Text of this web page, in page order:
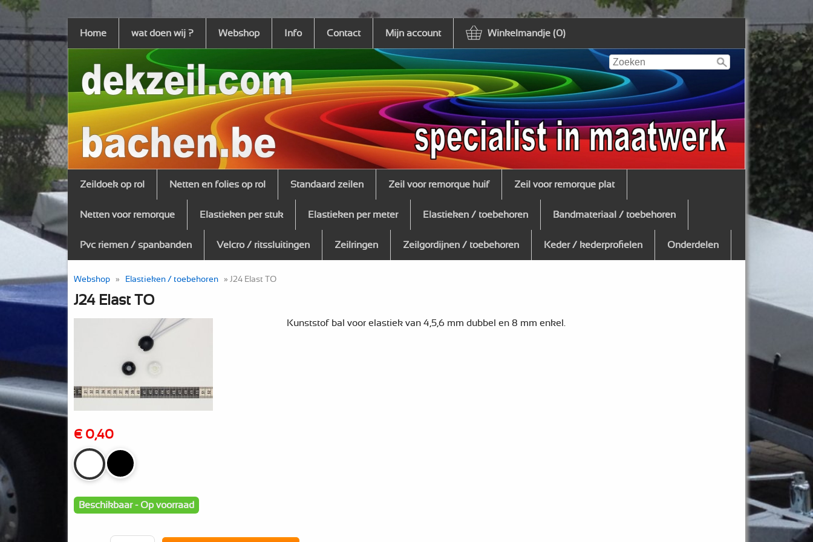
Home wat doen wij ? Webshop Info Contact Mijn account Winkelmandje (0)
Zeildoek op rol Netten en folies op rol Standaard zeilen Zeil voor remorque huif Zeil voor remorque plat
Netten voor remorque Elastieken per stuk Elastieken per meter Elastieken / toebehoren Bandmateriaal / toebehoren
Pvc riemen / spanbanden Velcro / ritssluitingen Zeilringen Zeilgordijnen / toebehoren Keder / kederprofielen Onderdelen
Webshop » Elastieken / toebehoren » J24 Elast TO
J24 Elast TO
Kunststof bal voor elastiek van 4,5,6 mm dubbel en 8 mm enkel.
€ 0,40
Beschikbaar - Op voorraad